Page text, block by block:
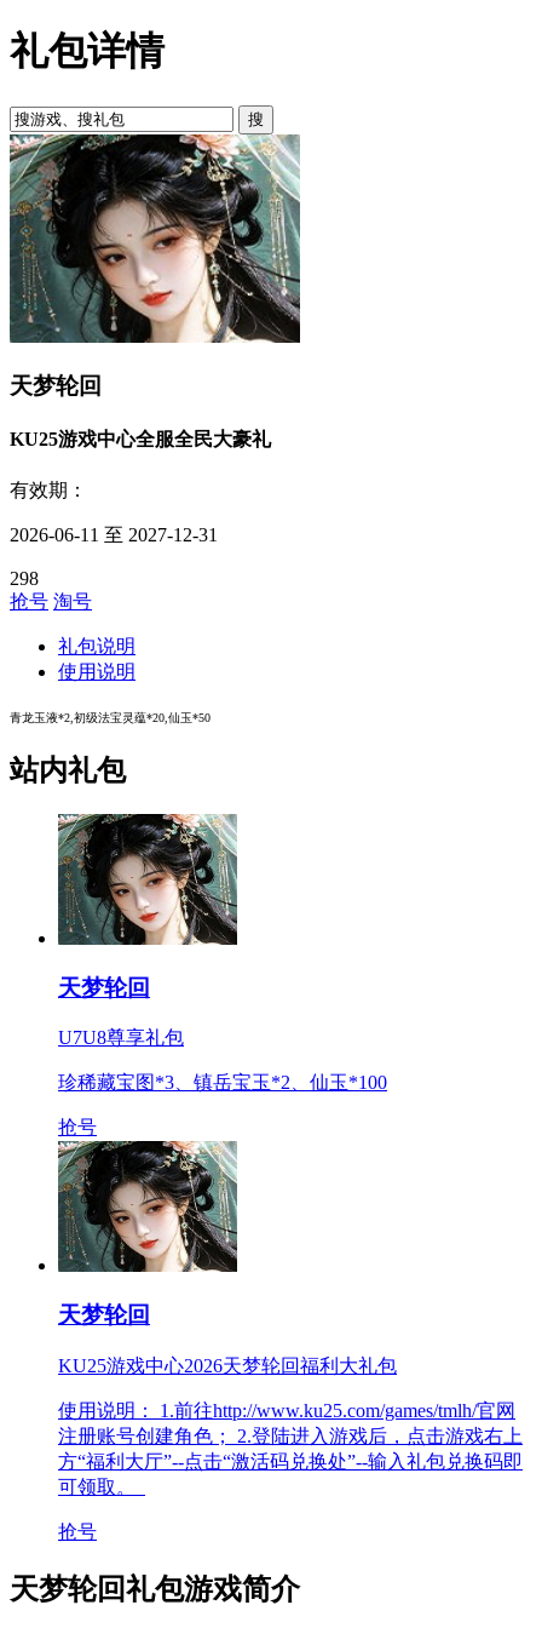
礼包详情
天梦轮回
KU25游戏中心全服全民大豪礼
有效期：
2026-06-11 至 2027-12-31
298
抢号 淘号
礼包说明
使用说明
青龙玉液*2,初级法宝灵蕴*20,仙玉*50
站内礼包
天梦轮回
U7U8尊享礼包
珍稀藏宝图*3、镇岳宝玉*2、仙玉*100
抢号
天梦轮回
KU25游戏中心2026天梦轮回福利大礼包
使用说明： 1.前往http://www.ku25.com/games/tmlh/官网
注册账号创建角色； 2.登陆进入游戏后，点击游戏右上
方“福利大厅”--点击“激活码兑换处”--输入礼包兑换码即
可领取。
抢号
天梦轮回礼包游戏简介